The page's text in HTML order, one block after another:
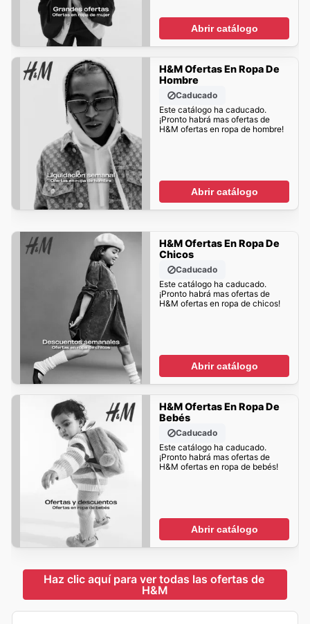
Abrir catálogo
H&M Ofertas En Ropa De
Hombre
Caducado
Este catálogo ha caducado.
¡Pronto habrá mas ofertas de
H&M ofertas en ropa de hombre!
Abrir catálogo
H&M Ofertas En Ropa De
Chicos
Caducado
Este catálogo ha caducado.
¡Pronto habrá mas ofertas de
H&M ofertas en ropa de chicos!
Abrir catálogo
H&M Ofertas En Ropa De
Bebés
Caducado
Este catálogo ha caducado.
¡Pronto habrá mas ofertas de
H&M ofertas en ropa de bebés!
Abrir catálogo
Haz clic aquí para ver todas las ofertas de
H&M